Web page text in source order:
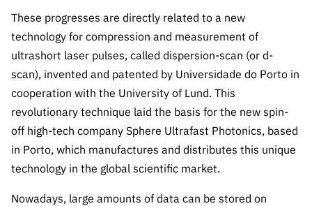
These progresses are directly related to a new
technology for compression and measurement of
ultrashort laser pulses, called dispersion-scan (or d-
scan), invented and patented by Universidade do Porto in
cooperation with the University of Lund. This
revolutionary technique laid the basis for the new spin-
off high-tech company Sphere Ultrafast Photonics, based
in Porto, which manufactures and distributes this unique
technology in the global scientific market.
Nowadays, large amounts of data can be stored on